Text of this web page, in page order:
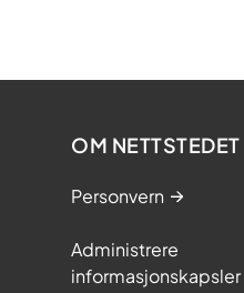
OM NETTSTEDET
Personvern
Administrere
informasjonskapsler